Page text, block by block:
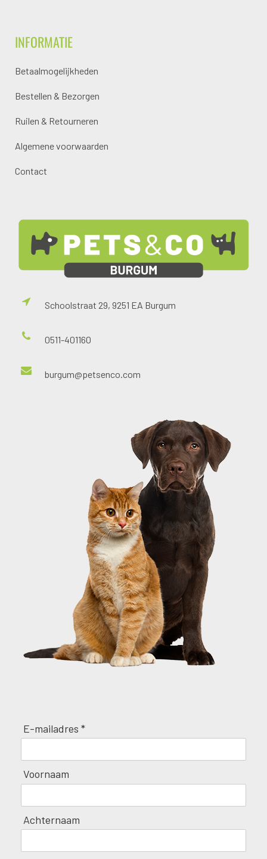
INFORMATIE
Betaalmogelijkheden
Bestellen & Bezorgen
Ruilen & Retourneren
Algemene voorwaarden
Contact
Schoolstraat 29, 9251 EA Burgum
0511-401160
burgum@petsenco.com
E-mailadres *
Voornaam
Achternaam